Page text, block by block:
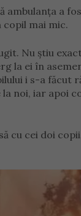
ambulanța a
copil mai mic.
Nu știu
la ei în
i s-a făcut
la noi, iar apoi
cu cei doi